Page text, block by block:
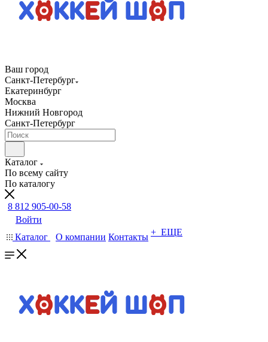
Ваш город
Санкт-Петербург
Екатеринбург
Москва
Нижний Новгород
Санкт-Петербург
Каталог
По всему сайту
По каталогу
8 812 905-00-58
Войти
Каталог
О компании Контакты + ЕЩЕ